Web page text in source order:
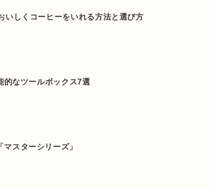
いしくコーヒーをいれる方法と選び方
的なツールボックス7選
スターシリーズ」